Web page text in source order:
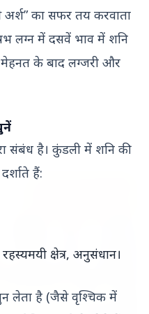
वेल्थ और पेंडिंग कर्मा:
का सफर तय करवाता
लग्न में दसवें भाव में शनि
मेहनत के बाद लग्जरी और
संबंध है। कुंडली में शनि की
हैं:
रहस्यमयी क्षेत्र, अनुसंधान।
लेता है (जैसे वृश्चिक में